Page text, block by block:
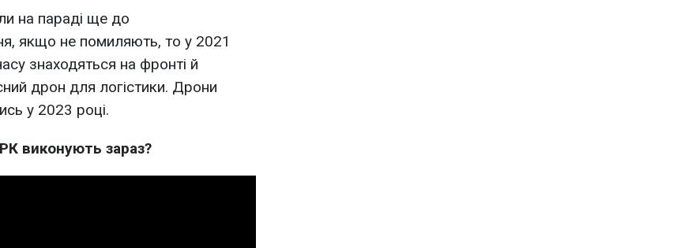
на параді ще до
якщо не помиляють, то у 2021
знаходяться на фронті й
дрон для логістики. Дрони
у 2023 році.
виконують зараз?